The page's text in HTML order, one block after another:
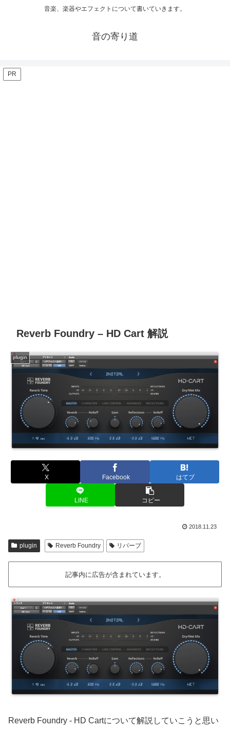
音楽、楽器やエフェクトについて書いていきます。
音の寄り道
PR
Reverb Foundry – HD Cart 解説
plugin
X Facebook はてブ
LINE コピー
2018.11.23
plugin Reverb Foundry リバーブ
記事内に広告が含まれています。
Reverb Foundry - HD Cartについて解説していこうと思い